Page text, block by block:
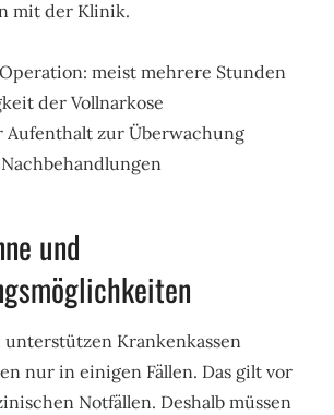
mit der Klinik.
meist mehrere Stunden
der Vollnarkose
Aufenthalt zur Überwachung
und
Krankenkassen
nur in einigen Fällen. Das gilt vor
Notfällen. Deshalb müssen